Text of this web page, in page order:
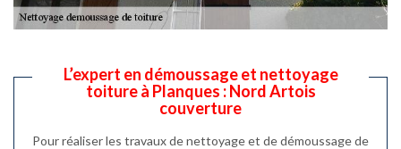
L’expert en démoussage et nettoyage
toiture à Planques : Nord Artois
couverture
Pour réaliser les travaux de nettoyage et de démoussage de